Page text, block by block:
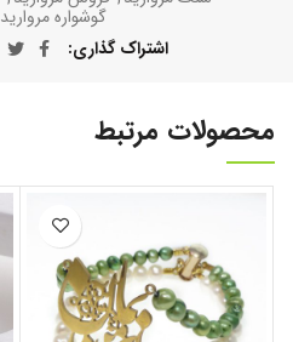
گوشواره مروارید
اشتراک گذاری
محصولات مرتبط